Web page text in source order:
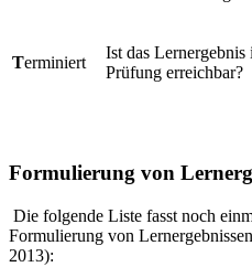
Terminiert
Ist das
Prüfung erreichbar?
Formulierung von
Die folgende Liste fasst noch
Formulierung von
2013):